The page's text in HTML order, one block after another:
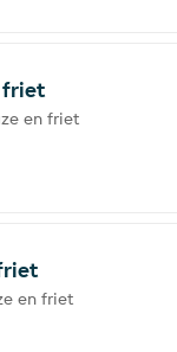
friet
en friet
en friet